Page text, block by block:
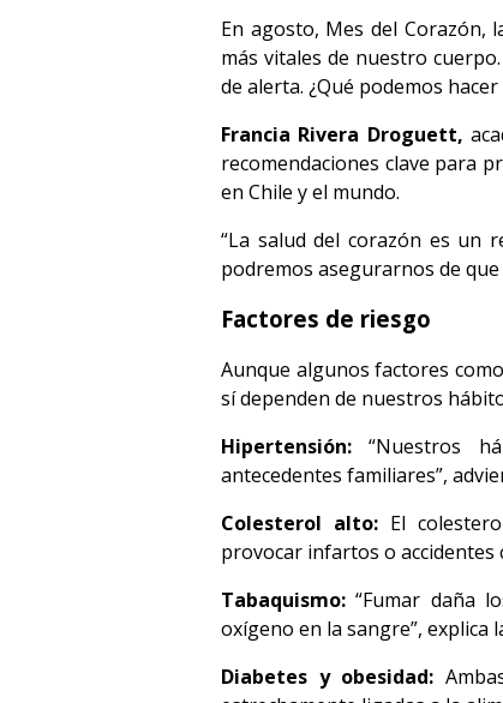
En agosto, Mes del Corazón,
más vitales de nuestro
de alerta. ¿Qué podemos
Francia Rivera Droguett,
recomendaciones clave para
en Chile y el mundo.
“La salud del corazón es un
podremos asegurarnos de
Factores de riesgo
Aunque algunos factores
sí dependen de nuestros
Hipertensión: “Nuestros
antecedentes familiares”,
Colesterol alto: El
provocar infartos o accidentes
Tabaquismo: “Fumar daña
oxígeno en la sangre”, explica
Diabetes y obesidad: